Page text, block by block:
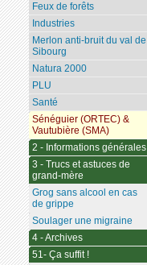
Feux de forêts
Industries
Merlon anti-bruit du val de
Sibourg
Natura 2000
PLU
Santé
Sénéguier (ORTEC) &
Vautubière (SMA)
2 - Informations générales
3 - Trucs et astuces de
grand-mère
Grog sans alcool en cas
de grippe
Soulager une migraine
4 - Archives
51- Ça suffit !